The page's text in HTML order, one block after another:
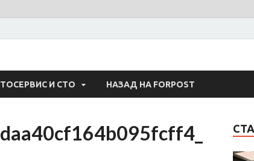
И СТО НАЗАД НА FORPOST